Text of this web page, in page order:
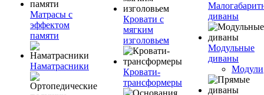
Матрасы с
эффектом
памяти
Наматрасники
Кровати с
мягким
изголовьем
Кровати-
трансформеры
диваны
Модульные
диваны
Модули